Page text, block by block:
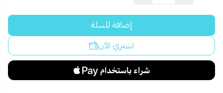
إضافة للسلة
اشتري الآن